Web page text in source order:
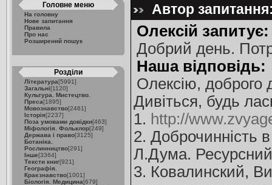
Головне меню
На головну
Нове запитання
Правила
Про нас
Розширений пошук
Розділи
Література[5991]
Загальні[1120]
Культура. Мистецтво.
Преса[1895]
Мовознавство[2461]
Історія[2237]
Поза умовами довідки[463]
Міфологія. Фольклор[249]
Держава і право[3125]
Ботаніка.
Рослинництво[291]
Інше[3364]
Тексти книг[921]
Географія.
Краєзнавство[1001]
Біологія. Медицина[679]
Автор
Олексій запитує:
Добрий день.
Наша відповідь:
Олексію, доброго
Дивіться, будь
1. http://
2. Доброчинність
Л.Дума.
3. Ковалинский,